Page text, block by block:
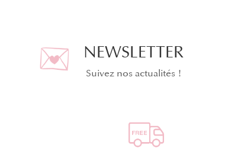
NEWSLETTER
Suivez nos actualités !